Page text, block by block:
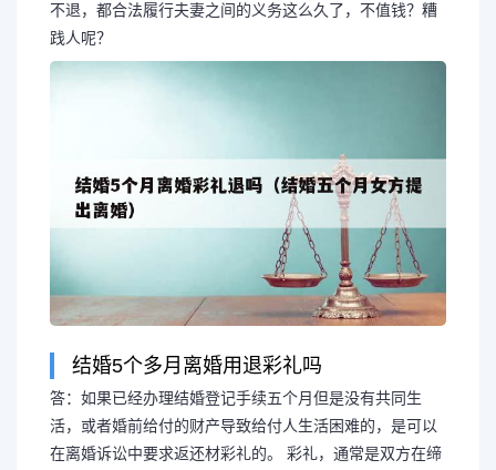
不退，都合法履行夫妻之间的义务这么久了，不值钱？糟
践人呢？
结婚5个多月离婚用退彩礼吗
答：如果已经办理结婚登记手续五个月但是没有共同生
活，或者婚前给付的财产导致给付人生活困难的，是可以
在离婚诉讼中要求返还材彩礼的。 彩礼，通常是双方在缔
长按图片识别二维